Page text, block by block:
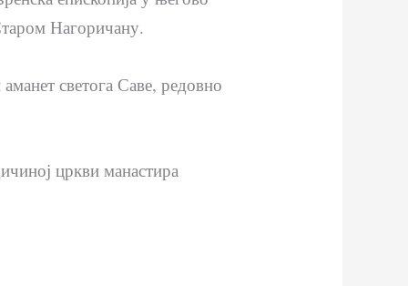
Нагоричану.
светога Саве, редовно
цркви манастира